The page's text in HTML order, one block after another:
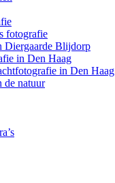
fotografie
Diergaarde Blijdorp
in Den Haag
in Den Haag
de natuur